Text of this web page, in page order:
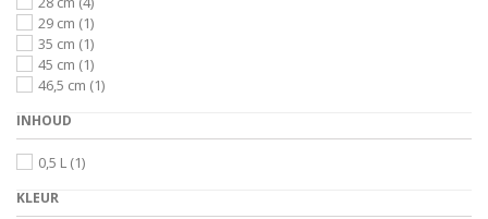
29 cm (1)
35 cm (1)
45 cm (1)
46,5 cm (1)
INHOUD
0,5 L (1)
KLEUR